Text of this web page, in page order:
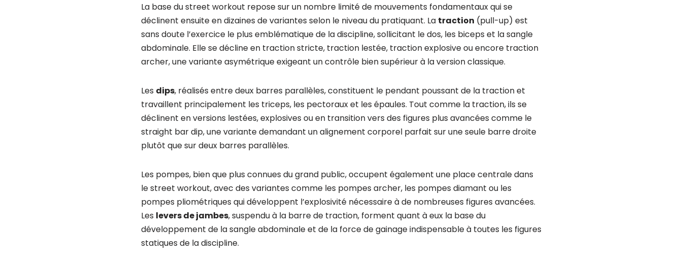
La base du street workout repose sur un nombre limité de mouvements fondamentaux qui se
déclinent ensuite en dizaines de variantes selon le niveau du pratiquant. La traction (pull-up) est
sans doute l’exercice le plus emblématique de la discipline, sollicitant le dos, les biceps et la sangle
abdominale. Elle se décline en traction stricte, traction lestée, traction explosive ou encore traction
archer, une variante asymétrique exigeant un contrôle bien supérieur à la version classique.
Les dips, réalisés entre deux barres parallèles, constituent le pendant poussant de la traction et
travaillent principalement les triceps, les pectoraux et les épaules. Tout comme la traction, ils se
déclinent en versions lestées, explosives ou en transition vers des figures plus avancées comme le
straight bar dip, une variante demandant un alignement corporel parfait sur une seule barre droite
plutôt que sur deux barres parallèles.
Les pompes, bien que plus connues du grand public, occupent également une place centrale dans
le street workout, avec des variantes comme les pompes archer, les pompes diamant ou les
pompes pliométriques qui développent l’explosivité nécessaire à de nombreuses figures avancées.
Les levers de jambes, suspendu à la barre de traction, forment quant à eux la base du
développement de la sangle abdominale et de la force de gainage indispensable à toutes les figures
statiques de la discipline.